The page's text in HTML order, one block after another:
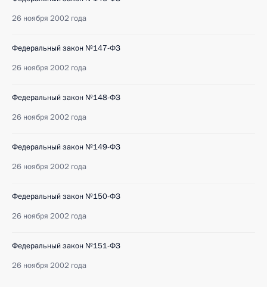
26 ноября 2002 года
Федеральный закон №147-ФЗ
26 ноября 2002 года
Федеральный закон №148-ФЗ
26 ноября 2002 года
Федеральный закон №149-ФЗ
26 ноября 2002 года
Федеральный закон №150-ФЗ
26 ноября 2002 года
Федеральный закон №151-ФЗ
26 ноября 2002 года